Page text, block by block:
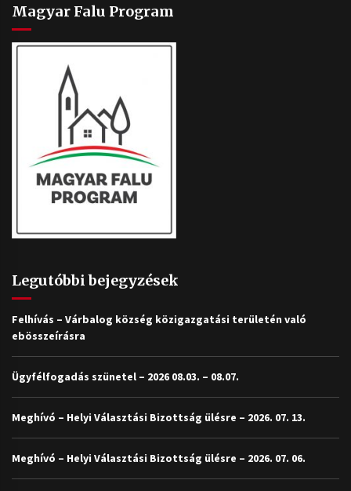
Magyar Falu Program
Legutóbbi bejegyzések
Felhívás – Várbalog község közigazgatási területén való
ebösszeírásra
Ügyfélfogadás szünetel – 2026 08.03. – 08.07.
Meghívó – Helyi Választási Bizottság ülésre – 2026. 07. 13.
Meghívó – Helyi Választási Bizottság ülésre – 2026. 07. 06.